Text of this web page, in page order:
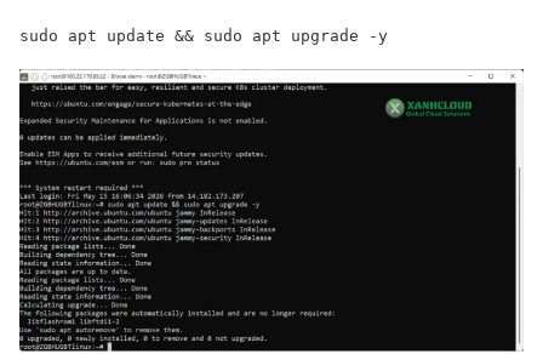
sudo apt update && sudo apt upgrade -y